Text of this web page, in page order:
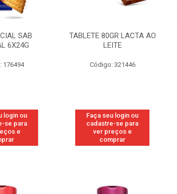
SAB
6X24G
176494
login ou
se para
e
TABLETE 80GR LACTA AO
LEITE
Código: 321446
Faça seu login ou
cadastre-se para
ver preços e
comprar